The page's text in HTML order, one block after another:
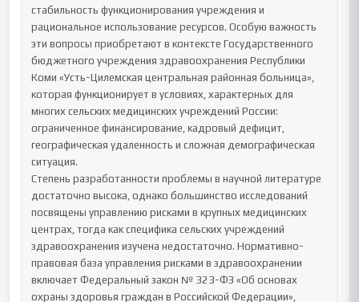
стабильность функционирования учреждения и
рациональное использование ресурсов. Особую важность
эти вопросы приобретают в контексте Государственного
бюджетного учреждения здравоохранения Республики
Коми «Усть-Цилемская центральная районная больница»,
которая функционирует в условиях, характерных для
многих сельских медицинских учреждений России:
ограниченное финансирование, кадровый дефицит,
географическая удаленность и сложная демографическая
ситуация.
Степень разработанности проблемы в научной литературе
достаточно высока, однако большинство исследований
посвящены управлению рисками в крупных медицинских
центрах, тогда как специфика сельских учреждений
здравоохранения изучена недостаточно. Нормативно-
правовая база управления рисками в здравоохранении
включает Федеральный закон № 323-ФЗ «Об основах
охраны здоровья граждан в Российской Федерации»,